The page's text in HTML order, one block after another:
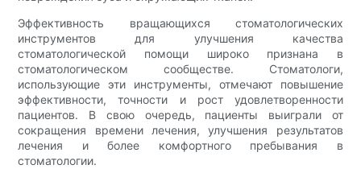
Эффективность вращающихся стоматологических
инструментов для улучшения качества
стоматологической помощи широко признана в
стоматологическом сообществе. Стоматологи,
использующие эти инструменты, отмечают повышение
эффективности, точности и рост удовлетворенности
пациентов. В свою очередь, пациенты выиграли от
сокращения времени лечения, улучшения результатов
лечения и более комфортного пребывания в
стоматологии.